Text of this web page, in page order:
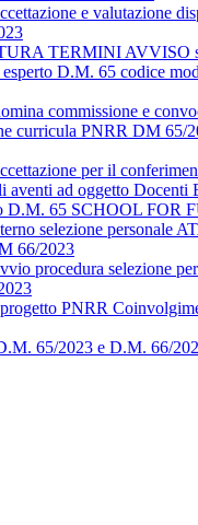
e valutazione
TERMINI AVVISO
esperto D.M. 65 codice
commissione e
curricula PNRR DM 65/
per il
aventi ad oggetto Docenti
D.M. 65 SCHOOL FOR
selezione personale
66/2023
procedura selezione
PNRR
65/2023 e D.M. 66/